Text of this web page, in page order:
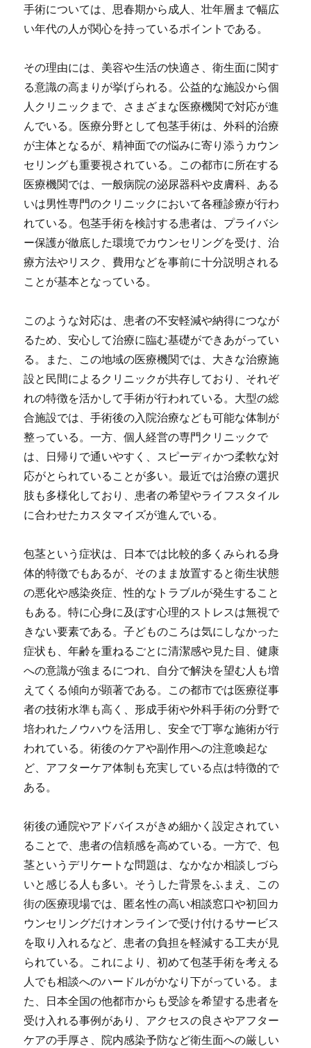
手術については、思春期から成人、壮年層まで幅広
い年代の人が関心を持っているポイントである。
その理由には、美容や生活の快適さ、衛生面に関す
る意識の高まりが挙げられる。公益的な施設から個
人クリニックまで、さまざまな医療機関で対応が進
んでいる。医療分野として包茎手術は、外科的治療
が主体となるが、精神面での悩みに寄り添うカウン
セリングも重要視されている。この都市に所在する
医療機関では、一般病院の泌尿器科や皮膚科、ある
いは男性専門のクリニックにおいて各種診療が行わ
れている。包茎手術を検討する患者は、プライバシ
ー保護が徹底した環境でカウンセリングを受け、治
療方法やリスク、費用などを事前に十分説明される
ことが基本となっている。
このような対応は、患者の不安軽減や納得につなが
るため、安心して治療に臨む基礎ができあがってい
る。また、この地域の医療機関では、大きな治療施
設と民間によるクリニックが共存しており、それぞ
れの特徴を活かして手術が行われている。大型の総
合施設では、手術後の入院治療なども可能な体制が
整っている。一方、個人経営の専門クリニックで
は、日帰りで通いやすく、スピーディかつ柔軟な対
応がとられていることが多い。最近では治療の選択
肢も多様化しており、患者の希望やライフスタイル
に合わせたカスタマイズが進んでいる。
包茎という症状は、日本では比較的多くみられる身
体的特徴でもあるが、そのまま放置すると衛生状態
の悪化や感染炎症、性的なトラブルが発生すること
もある。特に心身に及ぼす心理的ストレスは無視で
きない要素である。子どものころは気にしなかった
症状も、年齢を重ねるごとに清潔感や見た目、健康
への意識が強まるにつれ、自分で解決を望む人も増
えてくる傾向が顕著である。この都市では医療従事
者の技術水準も高く、形成手術や外科手術の分野で
培われたノウハウを活用し、安全で丁寧な施術が行
われている。術後のケアや副作用への注意喚起な
ど、アフターケア体制も充実している点は特徴的で
ある。
術後の通院やアドバイスがきめ細かく設定されてい
ることで、患者の信頼感を高めている。一方で、包
茎というデリケートな問題は、なかなか相談しづら
いと感じる人も多い。そうした背景をふまえ、この
街の医療現場では、匿名性の高い相談窓口や初回カ
ウンセリングだけオンラインで受け付けるサービス
を取り入れるなど、患者の負担を軽減する工夫が見
られている。これにより、初めて包茎手術を考える
人でも相談へのハードルがかなり下がっている。ま
た、日本全国の他都市からも受診を希望する患者を
受け入れる事例があり、アクセスの良さやアフター
ケアの手厚さ、院内感染予防など衛生面への厳しい